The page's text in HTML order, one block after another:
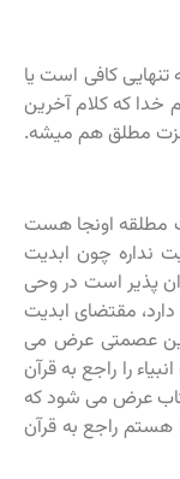
تنهایی کافی است یا
خدا که کلام آخرین
مطلق هم میشه.
مطلقه اونجا هست
نداره چون ابدیت
پذیر است در وحی
مقتضای ابدیت
عصمتی عرض می
را راجع به قرآن
عرض می شود که
هستم راجع به قرآن